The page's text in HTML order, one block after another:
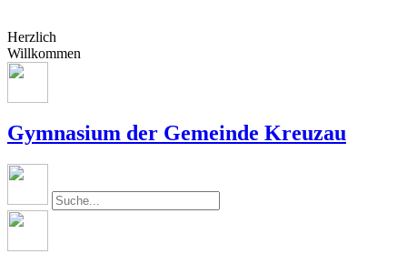
Herzlich
Willkommen
Gymnasium der Gemeinde Kreuzau